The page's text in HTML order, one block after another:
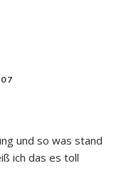
und so was stand
ich das es toll